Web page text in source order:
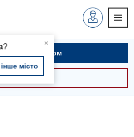
×
?
місто
на прийом
-30%